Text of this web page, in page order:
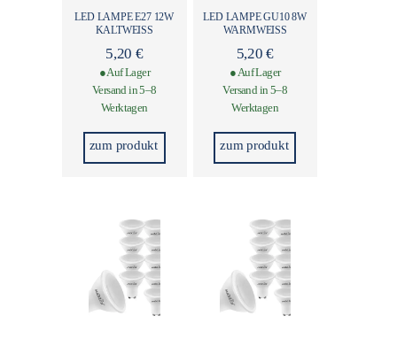
LED LAMPE E27 12W
KALTWEISS
5,20 €
● Auf Lager
Versand in 5–8
Werktagen
zum produkt
LED LAMPE GU10 8W
WARMWEISS
5,20€
● Auf Lager
Versand in 5–8
Werktagen
zum produkt